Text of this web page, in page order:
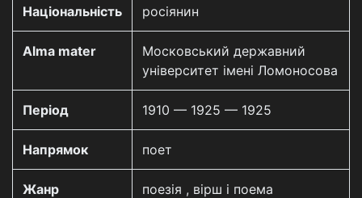
Національність росіянин
Alma mater
Московський державний
університет імені Ломоносова
Період 1910 — 1925 — 1925
Напрямок поет
Жанр поезія , вірш і поема